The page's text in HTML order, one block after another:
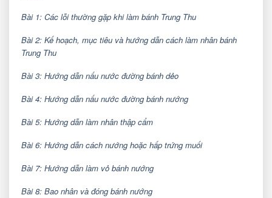
Bài 1: Các lỗi thường gặp khi làm bánh Trung Thu
Bài 2: Kế hoạch, mục tiêu và hướng dẫn cách làm nhân bánh
Trung Thu
Bài 3: Hướng dẫn nấu nước đường bánh dẻo
Bài 4: Hướng dẫn nấu nước đường bánh nướng
Bài 5: Hướng dẫn làm nhân thập cẩm
Bài 6: Hướng dẫn cách nướng hoặc hấp trứng muối
Bài 7: Hướng dẫn làm vỏ bánh nướng
Bài 8: Bao nhân và đóng bánh nướng